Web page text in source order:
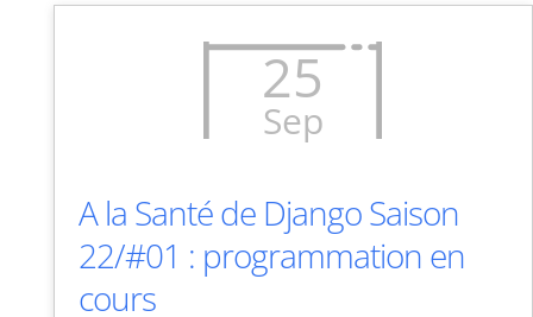
25
Sep
A la Santé de Django Saison
22/#01 : programmation en
cours